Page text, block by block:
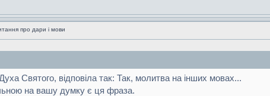
про дари і мови
Святого, відповіла так: Так, молитва на інших мовах...
на вашу думку є ця фраза.